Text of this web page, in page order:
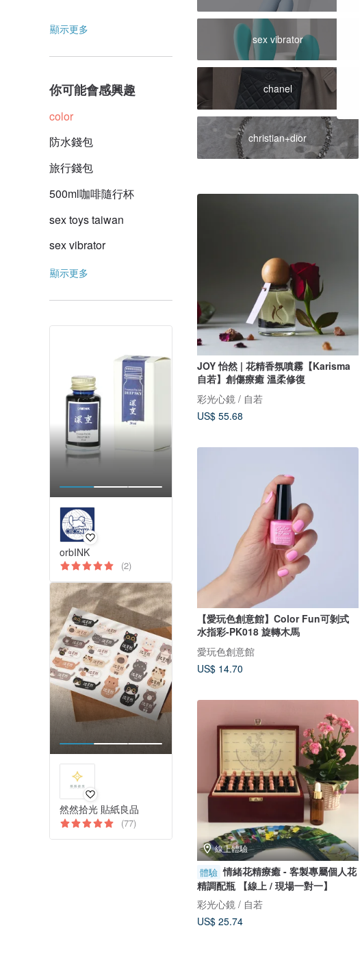
顯示更多
你可能會感興趣
color
防水錢包
旅行錢包
500ml咖啡隨行杯
sex toys taiwan
sex vibrator
顯示更多
orbINK
(2)
然然拾光 貼紙良品
(77)
sex vibrator
chanel
christian+dior
JOY 怡然 | 花精香氛噴霧【Karisma
自若】創傷療癒 溫柔修復
彩光心鏡 / 自若
US$ 55.68
【愛玩色創意館】Color Fun可剝式
水指彩-PK018 旋轉木馬
愛玩色創意館
US$ 14.70
線上體驗
體驗 情緒花精療癒 - 客製專屬個人花
精調配瓶 【線上 / 現場一對一】
彩光心鏡 / 自若
US$ 25.74